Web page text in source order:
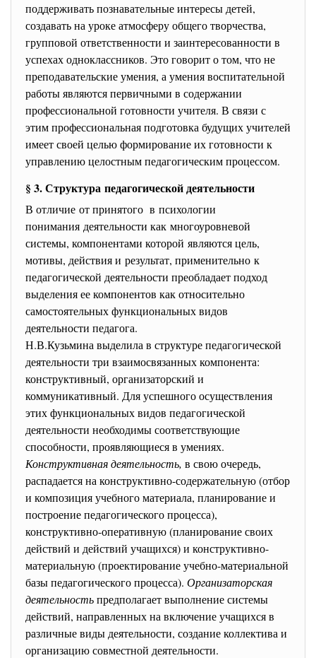
поддерживать познавательные интересы детей,
создавать на уроке атмосферу общего творчества,
групповой ответственности и заинтересованности в
успехах одноклассников. Это говорит о том, что не
преподавательские умения, а умения воспитательной
работы являются первичными в содержании
профессиональной готовности учителя. В связи с
этим профессиональная подготовка будущих учителей
имеет своей целью формирование их готовности к
управлению целостным педагогическим процессом.
§ 3. Структура педагогической деятельности
В отличие от принятого в психологии
понимания деятельности как многоуровневой
системы, компонентами которой являются цель,
мотивы, действия и результат, применительно к
педагогической деятельности преобладает подход
выделения ее компонентов как относительно
самостоятельных функциональных видов
деятельности педагога.
Н.В.Кузьмина выделила в структуре педагогической
деятельности три взаимосвязанных компонента:
конструктивный, организаторский и
коммуникативный. Для успешного осуществления
этих функциональных видов педагогической
деятельности необходимы соответствующие
способности, проявляющиеся в умениях.
Конструктивная деятельность, в свою очередь,
распадается на конструктивно-содержательную (отбор
и композиция учебного материала, планирование и
построение педагогического процесса),
конструктивно-оперативную (планирование своих
действий и действий учащихся) и конструктивно-
материальную (проектирование учебно-материальной
базы педагогического процесса). Организаторская
деятельностьпредполагает выполнение системы
действий, направленных на включение учащихся в
различные виды деятельности, создание коллектива и
организацию совместной деятельности.